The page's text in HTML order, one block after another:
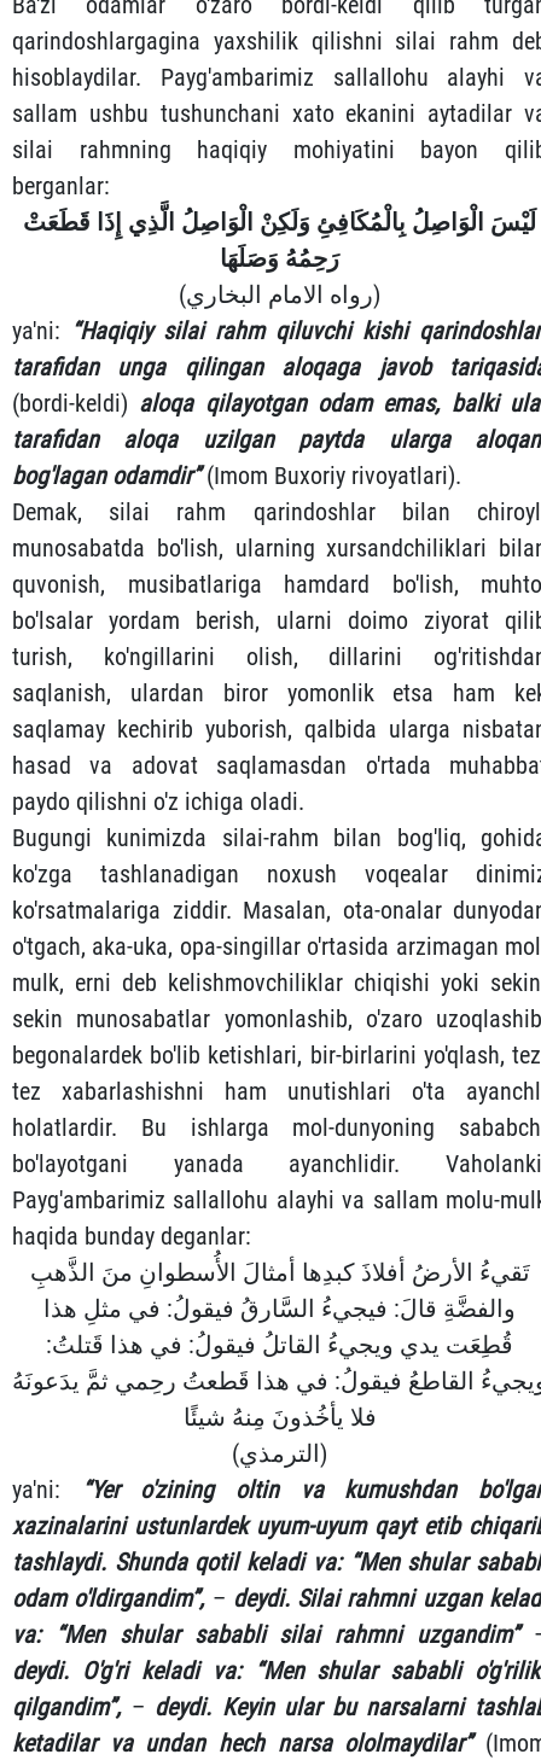
qarindoshlargagina yaxshilik qilishni silai rahm
hisoblaydilar. Payg'ambarimiz sallallohu alayhi
sallam ushbu tushunchani xato ekanini aytadilar
silai rahmning haqiqiy mohiyatini bayon
berganlar:
لَيْسَ الْوَاصِلُ بِالْمُكَافِئِ وَلَكِنْ الْوَاصِلُ الَّذِي إِذَا قَطَعَتْ
رَحِمُهُ وَصَلَهَا
(رواه الامام البخاري)
ya'ni: “Haqiqiy silai rahm qiluvchi kishi
tarafidan unga qilingan aloqaga javob
(bordi-keldi) aloqa qilayotgan odam emas, balki
tarafidan aloqa uzilgan paytda ularga
bog'lagan odamdir”(Imom Buxoriy rivoyatlari).
Demak, silai rahm qarindoshlar bilan
munosabatda bo'lish, ularning xursandchiliklari
quvonish, musibatlariga hamdard bo'lish,
bo'lsalar yordam berish, ularni doimo ziyorat
turish, ko'ngillarini olish, dillarini
saqlanish, ulardan biror yomonlik etsa ham
saqlamay kechirib yuborish, qalbida ularga
hasad va adovat saqlamasdan o'rtada
paydo qilishni o'z ichiga oladi.
Bugungi kunimizda silai-rahm bilan bog'liq,
ko'zga tashlanadigan noxush voqealar
ko'rsatmalariga ziddir. Masalan, ota-onalar
o'tgach, aka-uka, opa-singillar o'rtasida arzimagan
mulk, erni deb kelishmovchiliklar chiqishi yoki
sekin munosabatlar yomonlashib, o'zaro
begonalardek bo'lib ketishlari, bir-birlarini yo'qlash,
tez xabarlashishni ham unutishlari o'ta
holatlardir. Bu ishlarga mol-dunyoning
bo'layotgani yanada ayanchlidir.
Payg'ambarimiz sallallohu alayhi va sallam molu-
haqida bunday deganlar:
تَقيءُ الأرضُ أفلاذَ كبدِها أمثالَ الأُسطوانِ منَ الذَّهبِ
والفضَّةِ قالَ: فيجيءُ السَّارقُ فيقولُ: في مثلِ هذا
قُطِعَت يدي ويجيءُ القاتلُ فيقولُ: في هذا قَتلتُ:
القاطعُ فيقولُ: في هذا قَطعتُ رحِمي ثمَّ يدَعونَهُ
فلا يأخُذونَ مِنهُ شيئًا
(الترمذي)
ya'ni: “Yer o'zining oltin va kumushdan
xazinalarini ustunlardek uyum-uyum qayt etib
tashlaydi. Shunda qotil keladi va: “Men shular
odam o'ldirgandim”, – deydi. Silai rahmni uzgan
va: “Men shular sababli silai rahmni uzgandim”
deydi. O'g'ri keladi va: “Men shular sababli o'g'rilik
qilgandim”, – deydi. Keyin ular bu narsalarni
ketadilar va undan hech narsa ololmaydilar”